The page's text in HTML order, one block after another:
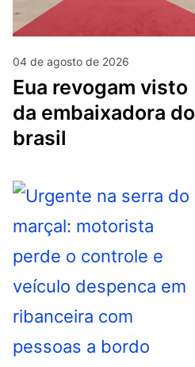
04 de agosto de 2026
eua revogam visto
da embaixadora do
brasil